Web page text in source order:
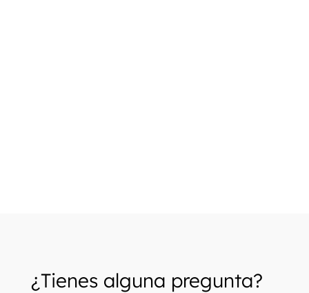
¿Tienes alguna pregunta?